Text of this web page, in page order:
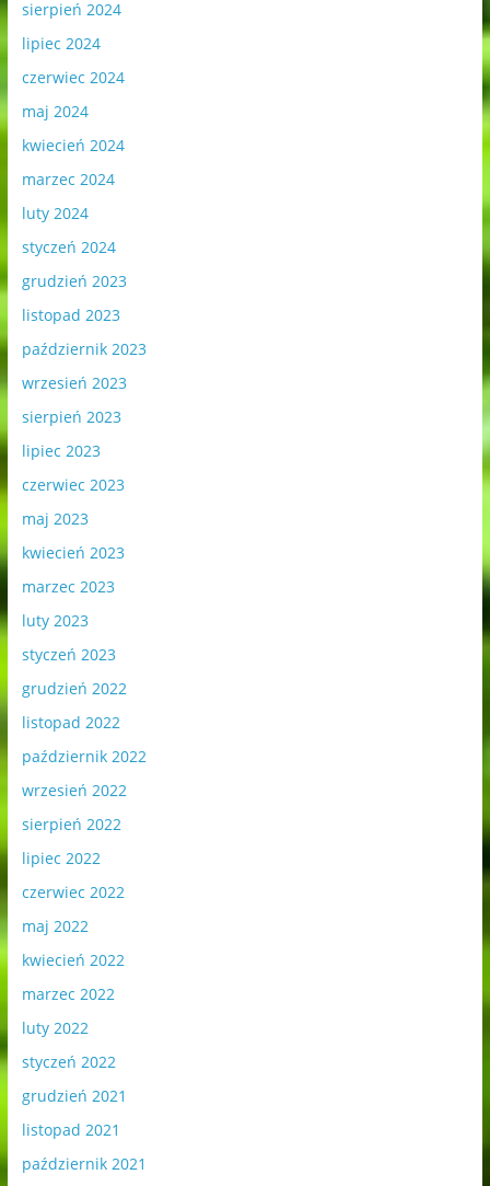
sierpień 2024
lipiec 2024
czerwiec 2024
maj 2024
kwiecień 2024
marzec 2024
luty 2024
styczeń 2024
grudzień 2023
listopad 2023
październik 2023
wrzesień 2023
sierpień 2023
lipiec 2023
czerwiec 2023
maj 2023
kwiecień 2023
marzec 2023
luty 2023
styczeń 2023
grudzień 2022
listopad 2022
październik 2022
wrzesień 2022
sierpień 2022
lipiec 2022
czerwiec 2022
maj 2022
kwiecień 2022
marzec 2022
luty 2022
styczeń 2022
grudzień 2021
listopad 2021
październik 2021